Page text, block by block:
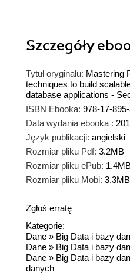
Szczegóły
Tytuł oryginału: Mastering
techniques to build
database applications -
ISBN Ebooka: 978-17-
Data wydania ebooka :
Język publikacji: angielski
Rozmiar pliku Pdf: 3.2MB
Rozmiar pliku ePub:
Rozmiar pliku Mobi: 3.3MB
Zgłoś erratę
Kategorie:
Dane » Big Data i bazy
Dane » Big Data i bazy
Dane » Big Data i bazy
danych